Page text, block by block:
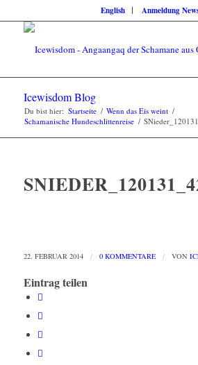
English Anmeldung
Icewisdom Blog
Du bist hier: Startseite / Wenn das Eis weint /
Schamanische Hundeschlittenreise /
22. FEBRUAR 2014 / 0 KOMMENTARE / VON
Eintrag teilen